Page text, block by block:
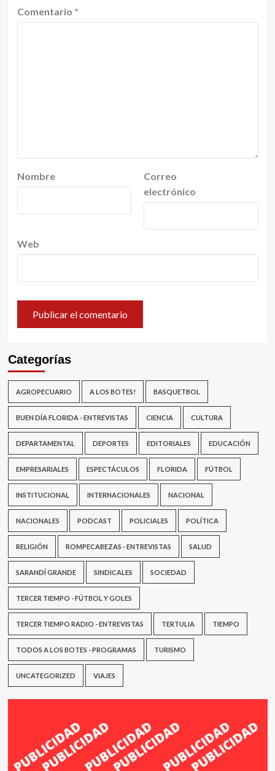
Comentario *
Nombre
Correo
electrónico
Web
Categorías
AGROPECUARIO A LOS BOTES! BASQUETBOL
BUEN DÍA FLORIDA - ENTREVISTAS CIENCIA CULTURA
DEPARTAMENTAL DEPORTES EDITORIALES EDUCACIÓN
EMPRESARIALES ESPECTÁCULOS FLORIDA FÚTBOL
INSTITUCIONAL INTERNACIONALES NACIONAL
NACIONALES PODCAST POLICIALES POLÍTICA
RELIGIÓN ROMPECABEZAS - ENTREVISTAS SALUD
SARANDÍ GRANDE SINDICALES SOCIEDAD
TERCER TIEMPO - FÚTBOL Y GOLES
TERCER TIEMPO RADIO - ENTREVISTAS TERTULIA TIEMPO
TODOS A LOS BOTES - PROGRAMAS TURISMO
UNCATEGORIZED VIAJES